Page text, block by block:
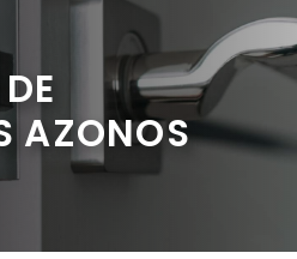
AZONOS